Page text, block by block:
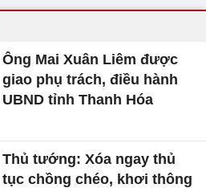
Ông Mai Xuân Liêm được
giao phụ trách, điều hành
UBND tỉnh Thanh Hóa
Thủ tướng: Xóa ngay thủ
tục chồng chéo, khơi thông